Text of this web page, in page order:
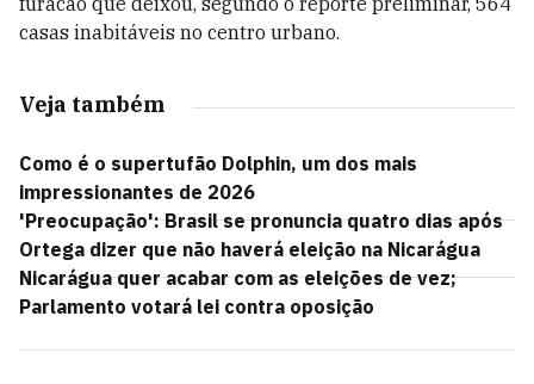
casas inabitáveis no centro urbano.
Veja também
Como é o supertufão Dolphin, um dos mais
impressionantes de 2026
'Preocupação': Brasil se pronuncia quatro dias após
Ortega dizer que não haverá eleição na Nicarágua
Nicarágua quer acabar com as eleições de vez;
Parlamento votará lei contra oposição